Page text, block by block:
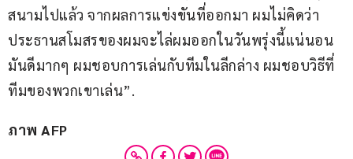
สนามไปแล้ว จากผลการแข่งขันที่ออกมา ผมไม่คิดว่า
ประธานสโมสรของผมจะไล่ผมออกในวันพรุ่งนี้แน่นอน
มันดีมากๆ ผมชอบการเล่นกับทีมในลีกล่าง ผมชอบวิธีที่
ทีมของพวกเขาเล่น”.
ภาพ AFP